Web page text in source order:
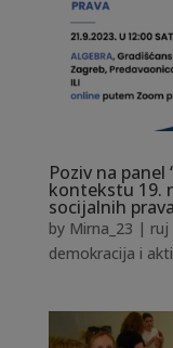
Poziv na
kontekstu 19.
socijalnih
by Mirna_23 | ruj
demokracija i